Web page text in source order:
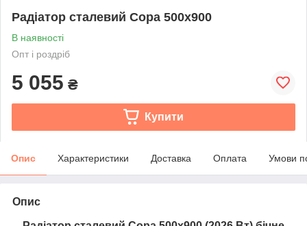
Радіатор сталевий Copa 500x900
В наявності
Опт і роздріб
5 055 ₴
Купити
Опис Характеристики Доставка Оплата Умови
Опис